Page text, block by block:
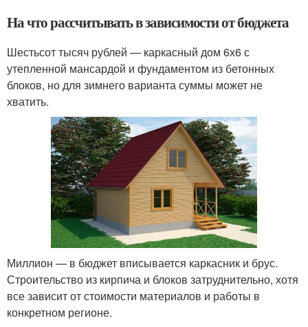
На что рассчитывать в зависимости от бюджета
Шестьсот тысяч рублей — каркасный дом 6х6 с
утепленной мансардой и фундаментом из бетонных
блоков, но для зимнего варианта суммы может не
хватить.
Миллион — в бюджет вписывается каркасник и брус.
Строительство из кирпича и блоков затруднительно, хотя
все зависит от стоимости материалов и работы в
конкретном регионе.